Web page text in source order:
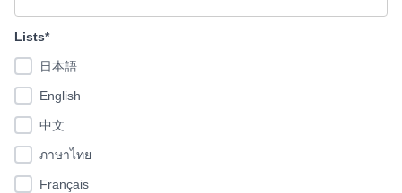
Lists*
日本語
English
中文
ภาษาไทย
Français